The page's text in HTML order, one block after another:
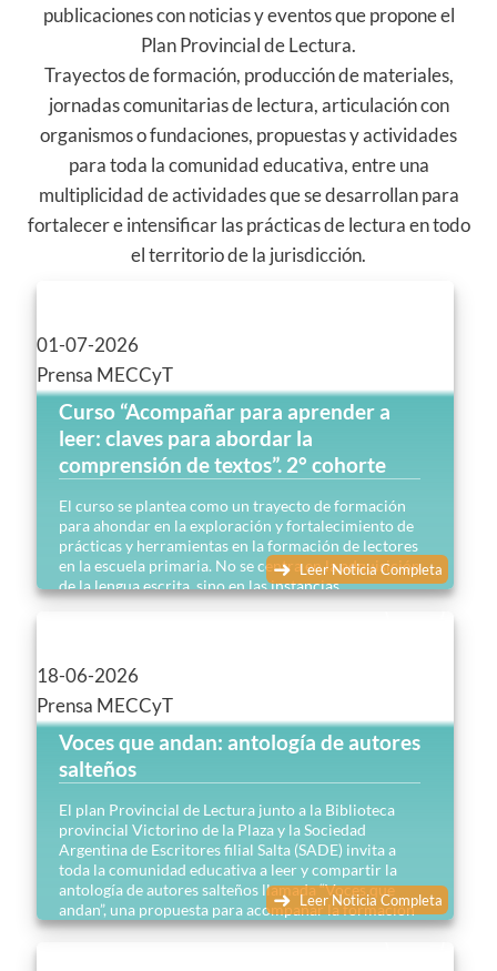
publicaciones con noticias y eventos que propone el
Plan Provincial de Lectura.
Trayectos de formación, producción de materiales,
jornadas comunitarias de lectura, articulación con
organismos o fundaciones, propuestas y actividades
para toda la comunidad educativa, entre una
multiplicidad de actividades que se desarrollan para
fortalecer e intensificar las prácticas de lectura en todo
el territorio de la jurisdicción.
01-07-2026
Prensa MECCyT
Curso “Acompañar para aprender a
leer: claves para abordar la
comprensión de textos”. 2° cohorte
El curso se plantea como un trayecto de formación
para ahondar en la exploración y fortalecimiento de
prácticas y herramientas en la formación de lectores
en la escuela primaria. No se centra en la adquisición
de la lengua escrita, sino en las instancias
posteriores donde entran en juego los textos cada
Leer Noticia Completa
18-06-2026
Prensa MECCyT
Voces que andan: antología de autores
salteños
El plan Provincial de Lectura junto a la Biblioteca
provincial Victorino de la Plaza y la Sociedad
Argentina de Escritores filial Salta (SADE) invita a
toda la comunidad educativa a leer y compartir la
antología de autores salteños llamada “Voces que
andan”, una propuesta para acompañar la formación
de lectores y lectoras en el Nivel Superior…
Leer Noticia Completa